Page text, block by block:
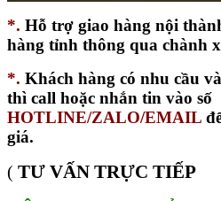
*. Hỗ trợ giao hàng nội
hàng tỉnh thông qua chành
*. Khách hàng có nhu cầu
thì call hoặc nhắn tin vào số
HOTLINE/ZALO/EMAIL
giá.
( TƯ VẤN TRỰC TIẾP